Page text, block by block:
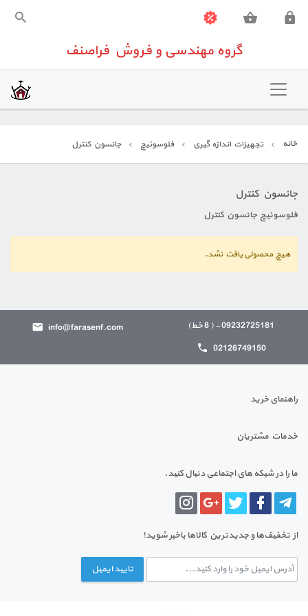
گروه مهندسی و فروش فراصنف
خانه
تجهیزات اندازه گیری
تجهیزات ساختمانی
تعمیرات تخصصی تجهیزات کنترلی
گروه مهندسی و فروش فراصنف
خانه تجهیزات اندازه گیری فلوسوئیچ جانسون کنترل
جانسون کنترل
فلوسوئیچ جانسون کنترل
هیچ محصولی یافت نشد.
09232725181 - ( 8 خط)
02126749150
info@farasenf.com
راهنمای خرید
خدمات مشتریان
ما را در شبکه های اجتماعی دنبال کنید.
از تخفیف‌ها و جدیدترین‌ کالاها باخبر شوید!
تایید ایمیل